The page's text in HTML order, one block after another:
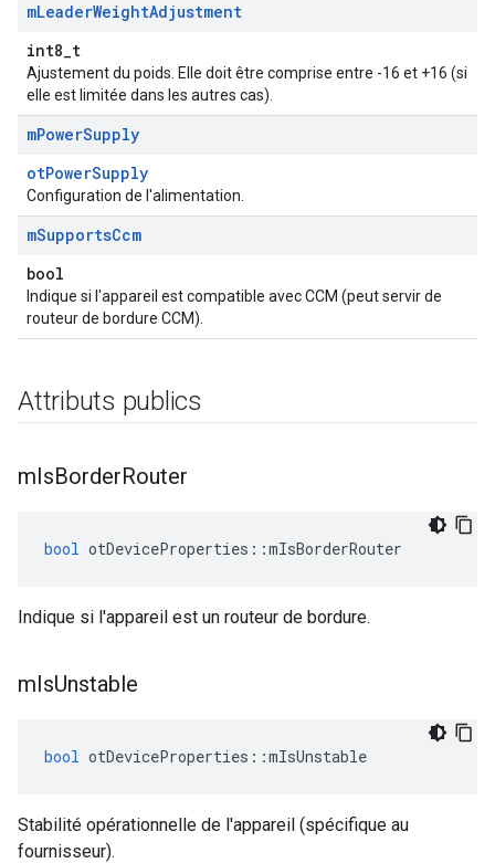
mLeaderWeightAdjustment
int8_t
Ajustement du poids. Elle doit être comprise entre -16 et +16 (si
elle est limitée dans les autres cas).
mPowerSupply
otPowerSupply
Configuration de l'alimentation.
mSupportsCcm
bool
Indique si l'appareil est compatible avec CCM (peut servir de
routeur de bordure CCM).
Attributs publics
mIsBorderRouter
bool otDeviceProperties ::mIsBorderRouter
Indique si l'appareil est un routeur de bordure.
mIsUnstable
bool otDeviceProperties ::mIsUnstable
Stabilité opérationnelle de l'appareil (spécifique au
fournisseur).